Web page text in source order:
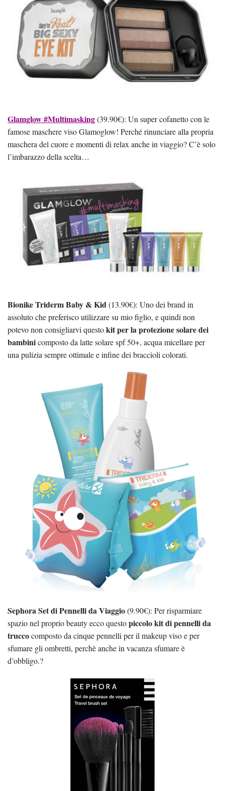
Glamglow #Multimasking(39.90€): Un super cofanetto con le
famose maschere viso Glamoglow! Perché rinunciare alla propria
maschera del cuore e momenti di relax anche in viaggio? C’è solo
l’imbarazzo della scelta…
Bionike Triderm Baby & Kid(13.90€): Uno dei brand in
assoluto che preferisco utilizzare su mio figlio, e quindi non
potevo non consigliarvi questokit per la protezione solare dei
bambinicomposto da latte solare spf 50+, acqua micellare per
una pulizia sempre ottimale e infine dei braccioli colorati.
Sephora Set di Pennelli da Viaggio(9.90€): Per risparmiare
spazio nel proprio beauty ecco questopiccolo kit di pennelli da
truccocomposto da cinque pennelli per il makeup viso e per
sfumare gli ombretti, perchè anche in vacanza sfumare è
d’obbligo.?